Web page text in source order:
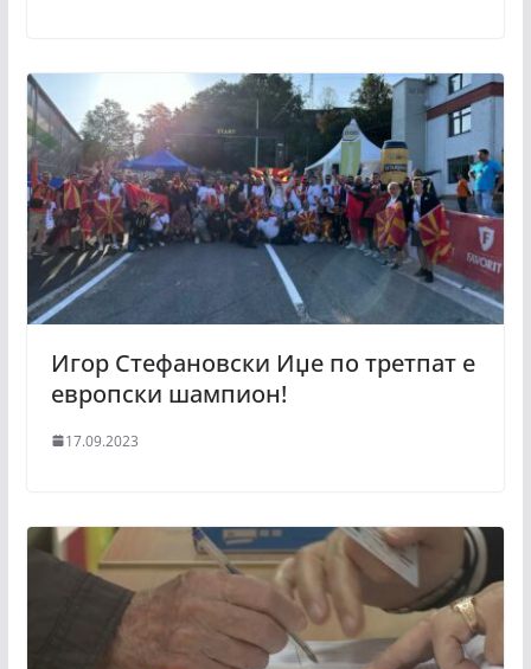
Игор Стефановски Иџе по третпат е
европски шампион!
17.09.2023